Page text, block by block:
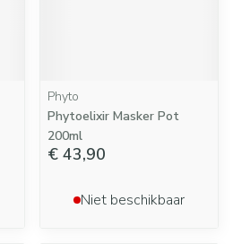
Phyto
Phytoelixir Masker Pot
200ml
€ 43,90
Niet beschikbaar